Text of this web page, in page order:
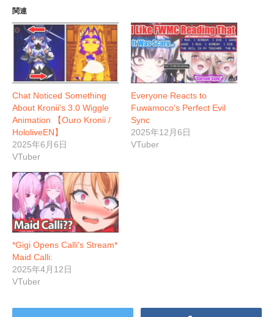
関連
Chat Noticed Something
About Kronii's 3.0 Wiggle
Animation 【Ouro Kronii /
HololiveEN】
2025年6月6日
VTuber
Everyone Reacts to
Fuwamoco's Perfect Evil
Sync
2025年12月6日
VTuber
*Gigi Opens Calli's Stream*
Maid Calli:
2025年4月12日
VTuber